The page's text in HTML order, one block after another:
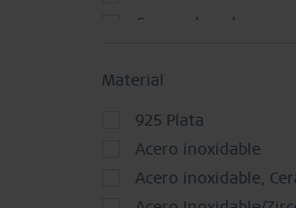
Correa de pulsera
Juego de Joyas
Pendiente
Pendiente de botón
Pulsera y Colgante
Reloj
Material
925 Plata
Acero inoxidable
Acero inoxidable,